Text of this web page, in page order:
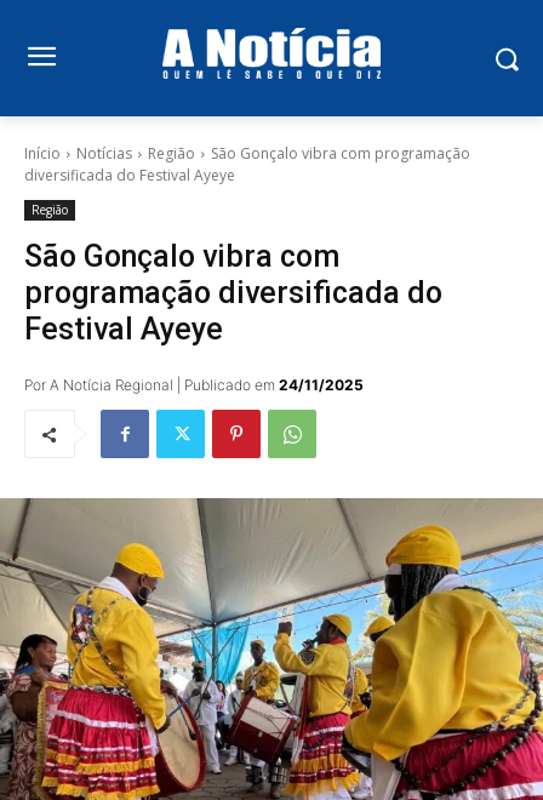
Início Notícias Região
São Gonçalo vibra com programação
diversificada do Festival Ayeye
Região
São Gonçalo vibra com
programação diversificada do
Festival Ayeye
Por A Notícia Regional | Publicado em 24/11/2025